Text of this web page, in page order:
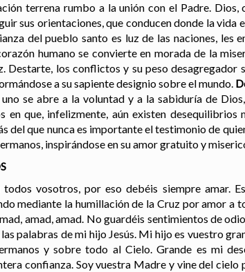
terrena rumbo a la unión con el Padre.
sus orientaciones, que conducen donde la vida
del pueblo santo es luz de las naciones, les
humano se convierte en morada de la
Destarte, los conflictos y su peso desagregador
a su sapiente designio sobre el mundo.
se abre a la voluntad y a la sabiduría de
en que, infelizmente, aún existen
del que nunca es importante el testimonio de
inspirándose en su amor gratuito y
vosotros, por eso debéis siempre amar.
mediante la humillación de la Cruz por amor a
amad, amad. No guardéis sentimientos de
palabras de mi hijo Jesús. Mi hijo es vuestro
y sobre todo al Cielo. Grande es mi
confianza. Soy vuestra Madre y vine del